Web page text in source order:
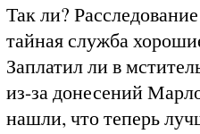
Так ли?
тайная служба
Заплатил ли в
из-за донесений
нашли, что теперь